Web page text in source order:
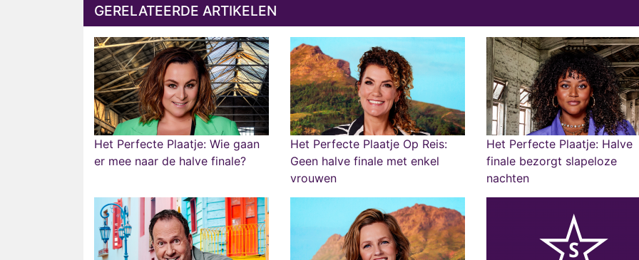
GERELATEERDE ARTIKELEN
Het Perfecte Plaatje: Wie gaan
er mee naar de halve finale?
Het Perfecte Plaatje Op Reis:
Geen halve finale met enkel
vrouwen
Het Perfecte Plaatje: Halve
finale bezorgt slapeloze
nachten